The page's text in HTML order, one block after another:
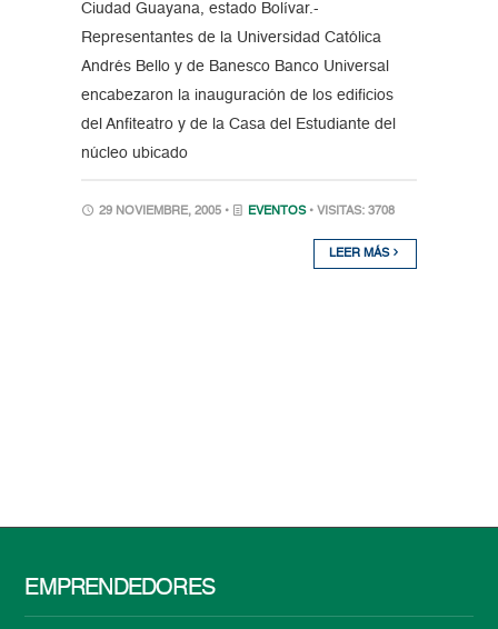
Ciudad Guayana, estado Bolívar.-
Representantes de la Universidad Católica
Andrés Bello y de Banesco Banco Universal
encabezaron la inauguración de los edificios
del Anfiteatro y de la Casa del Estudiante del
núcleo ubicado
29 NOVIEMBRE, 2005 • EVENTOS • VISITAS: 3708
LEER MÁS
EMPRENDEDORES